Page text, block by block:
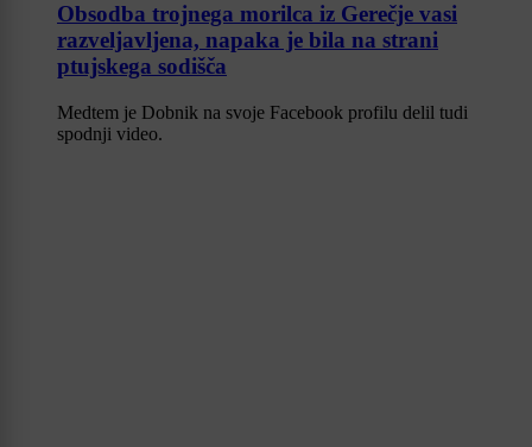
Obsodba trojnega morilca iz Gerečje vasi
razveljavljena, napaka je bila na strani
ptujskega sodišča
Medtem je Dobnik na svoje Facebook profilu delil tudi
spodnji video.